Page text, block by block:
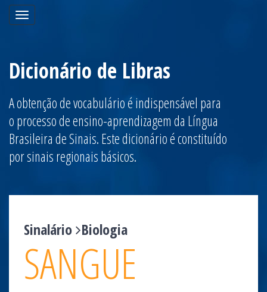
Toggle
navigation
Dicionário de Libras
A obtenção de vocabulário é indispensável para
o processo de ensino-aprendizagem da Língua
Brasileira de Sinais. Este dicionário é constituído
por sinais regionais básicos.
Sinalário Biologia
SANGUE